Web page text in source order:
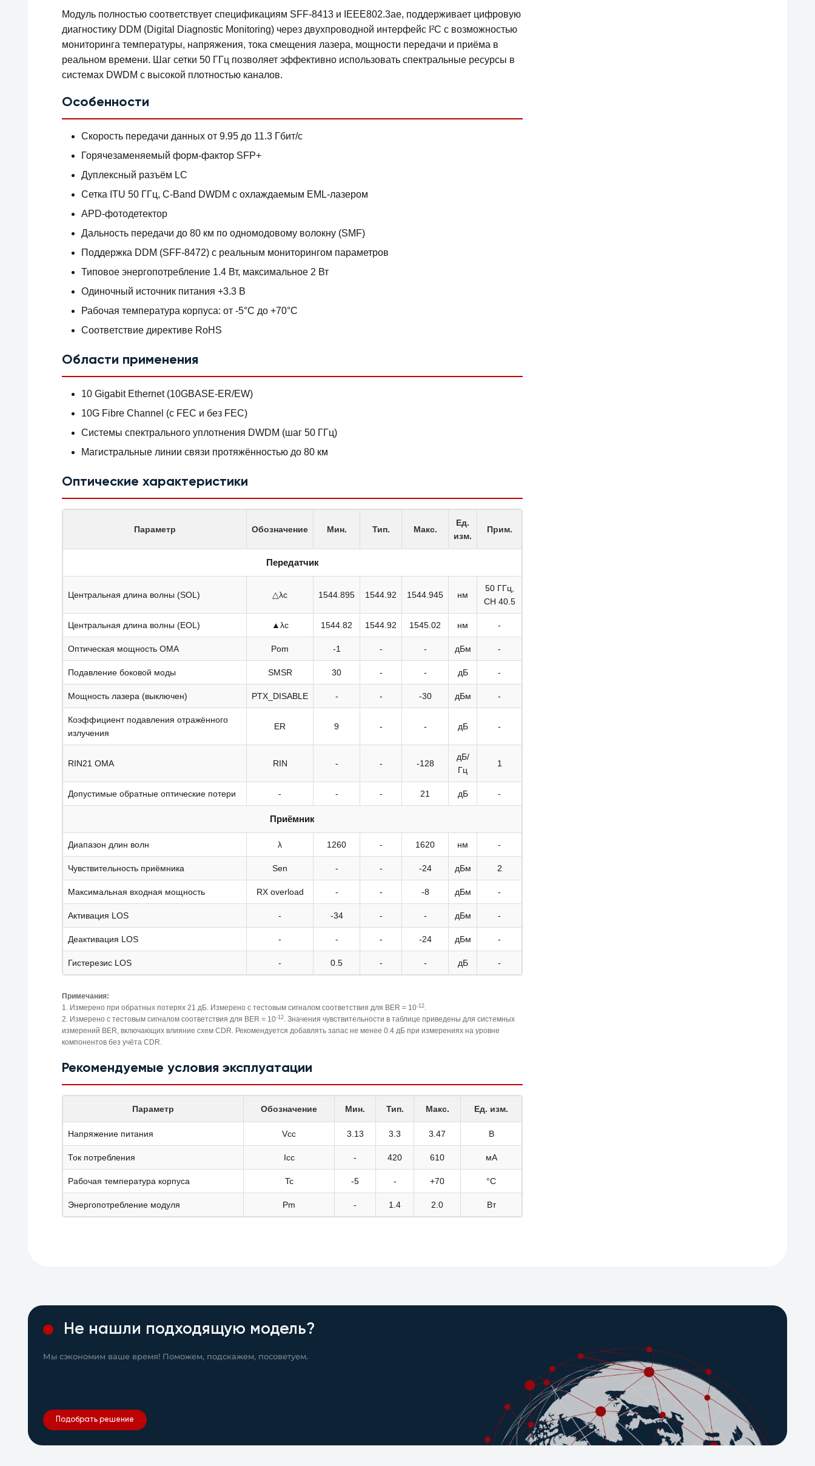
Модуль полностью соответствует спецификациям SFF-8413 и IEEE802.3ae, поддерживает цифровую
диагностику DDM (Digital Diagnostic Monitoring) через двухпроводной интерфейс I²C с возможностью
мониторинга температуры, напряжения, тока смещения лазера, мощности передачи и приёма в
реальном времени. Шаг сетки 50 ГГц позволяет эффективно использовать спектральные ресурсы в
системах DWDM с высокой плотностью каналов.
Особенности
Скорость передачи данных от 9.95 до 11.3 Гбит/с
Горячезаменяемый форм-фактор SFP+
Дуплексный разъём LC
Сетка ITU 50 ГГц, C-Band DWDM с охлаждаемым EML-лазером
APD-фотодетектор
Дальность передачи до 80 км по одномодовому волокну (SMF)
Поддержка DDM (SFF-8472) с реальным мониторингом параметров
Типовое энергопотребление 1.4 Вт, максимальное 2 Вт
Одиночный источник питания +3.3 В
Рабочая температура корпуса: от -5°C до +70°C
Соответствие директиве RoHS
Области применения
10 Gigabit Ethernet (10GBASE-ER/EW)
10G Fibre Channel (с FEC и без FEC)
Системы спектрального уплотнения DWDM (шаг 50 ГГц)
Магистральные линии связи протяжённостью до 80 км
Оптические характеристики
Параметр Обозначение Мин. Тип. Макс.
Ед.
изм.
Прим.
Передатчик
Центральная длина волны (SOL) △λc 1544.895 1544.92 1544.945 нм
50 ГГц,
CH 40.5
Центральная длина волны (EOL) ▲λc 1544.82 1544.92 1545.02 нм -
Оптическая мощность OMA Pom -1 - - дБм -
Подавление боковой моды SMSR 30 - - дБ -
Мощность лазера (выключен) PTX_DISABLE - - -30 дБм -
Коэффициент подавления отражённого
излучения
ER 9 - - дБ -
RIN21 OMA RIN - - -128
дБ/
Гц
1
Допустимые обратные оптические потери - - - 21 дБ -
Приёмник
Диапазон длин волн λ 1260 - 1620 нм -
Чувствительность приёмника Sen - - -24 дБм 2
Максимальная входная мощность RX overload - - -8 дБм -
Активация LOS - -34 - - дБм -
Деактивация LOS - - - -24 дБм -
Гистерезис LOS - 0.5 - - дБ -
Примечания:
1. Измерено при обратных потерях 21 дБ. Измерено с тестовым сигналом соответствия для BER = 10-12.
2. Измерено с тестовым сигналом соответствия для BER = 10-12. Значения чувствительности в таблице приведены для системных
измерений BER, включающих влияние схем CDR. Рекомендуется добавлять запас не менее 0.4 дБ при измерениях на уровне
компонентов без учёта CDR.
Рекомендуемые условия эксплуатации
Параметр Обозначение Мин. Тип. Макс. Ед. изм.
Напряжение питания Vcc 3.13 3.3 3.47 В
Ток потребления Icc - 420 610 мА
Рабочая температура корпуса Tc -5 - +70 °C
Энергопотребление модуля Pm - 1.4 2.0 Вт
Не нашли подходящую модель?
Мы сэкономим ваше время! Поможем, подскажем, посоветуем.
Подобрать решение